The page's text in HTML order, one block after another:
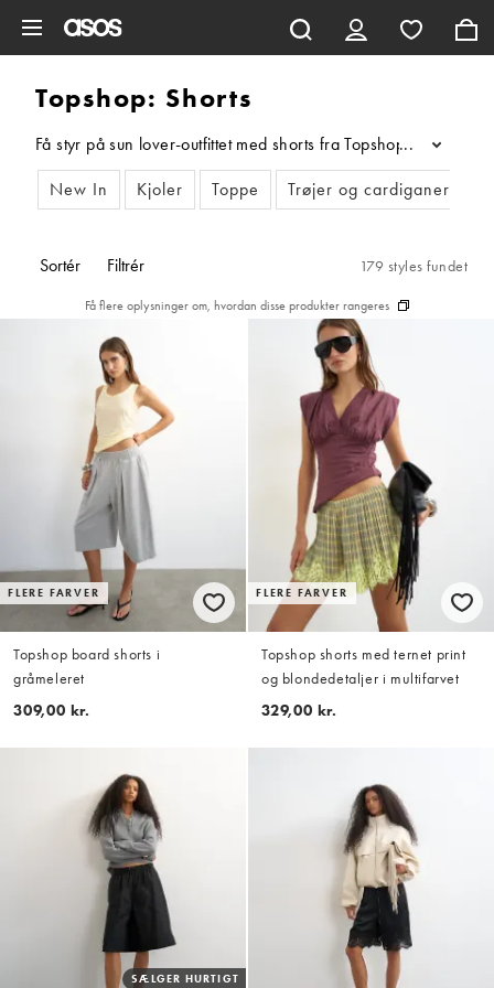
Topshop: Shorts
Få styr på sun lover-outfittet med shorts fra Topshop hos
...
New In
Kjoler Toppe Trøjer og cardiganer
Sortér Filtrér 179 styles fundet
Få flere oplysninger om, hvordan disse produkter rangeres
FLERE FARVER
Topshop board shorts i
gråmeleret
309,00 kr.
FLERE FARVER
Topshop shorts med ternet print
og blondedetaljer i multifarvet
329,00 kr.
SÆLGER HURTIGT